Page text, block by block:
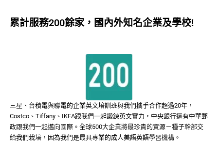
累計服務200餘家，國內外知名企業及學校!
三星、台積電與聯電的企業英文培訓班與我們攜手合作超過20年，
Costco、Tiffany、IKEA跟我們一起鍛鍊英文實力，中央銀行還有中華郵
政跟我們一起邁向國際。全球500大企業將最珍貴的資源－種子幹部交
給我們栽培，因為我們是最具專業的成人美語英語學習機構。